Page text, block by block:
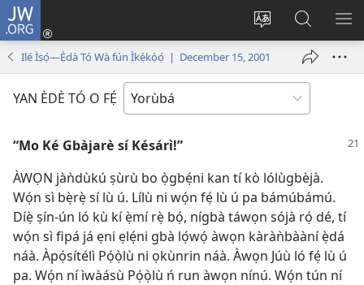
JW.ORG
Yí
èdè
pa
Wọlé
(opens
window)
Wa
JW.ORG
Ilé Ìṣọ́—Ẹ̀dà Tó Wà fún Ìkẹ́kọ̀ọ́ | December 15, 2001
YAN ÈDÈ TÓ O FẸ́
“Mo Ké Gbàjarè sí Késárì!”
ÀWỌN jàǹdùkú ṣùrù bo ọ̀gbẹ́ni kan tí kò lólùgbèjà.
Wọ́n sì bẹ̀rẹ̀ sí lù ú. Lílù ni wọ́n fẹ́ lù ú pa bámúbámú.
Díẹ̀ ṣín-ún ló kù kí ẹ̀mí rẹ̀ bọ́, nígbà táwọn sójà rọ́ dé, tí
wọ́n sì fipá já ẹni ẹlẹ́ni gbà lọ́wọ́ àwọn kàràǹbààní ẹ̀dá
náà. Àpọ́sítélì Pọ́ọ̀lù ni ọkùnrin náà. Àwọn Júù ló fẹ́ lù ú
pa. Wọ́n ní ìwàásù Pọ́ọ̀lù ń run àwọn nínú. Wọ́n tún ní